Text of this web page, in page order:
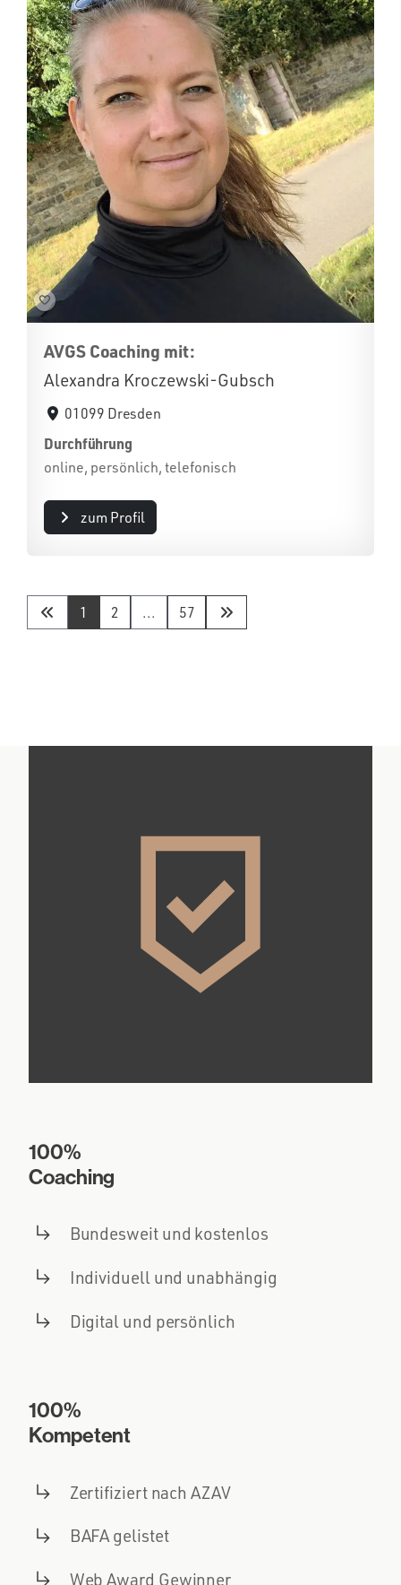
AVGS Coaching mit:
Alexandra Kroczewski-Gubsch
01099 Dresden
Durchführung
online, persönlich, telefonisch
zum Profil
1 2 ... 57
100%
Coaching
Bundesweit und kostenlos
Individuell und unabhängig
Digital und persönlich
100%
Kompetent
Zertifiziert nach AZAV
BAFA gelistet
Web Award Gewinner